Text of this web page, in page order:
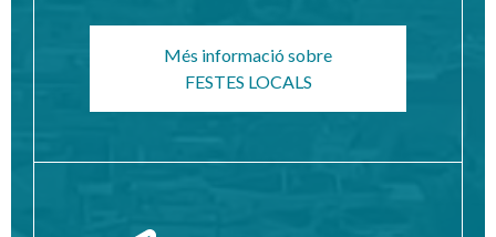
Més informació sobre
FESTES LOCALS